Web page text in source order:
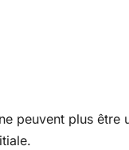
plus être